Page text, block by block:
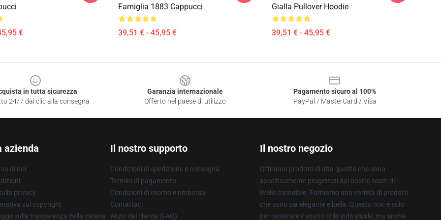
€
Famiglia 1883 Cappucci
39,51 € - 45,95 €
Gialla Pullover Hoodie
39,51 € - 45,95 €
in tutta sicurezza
24/7 dai clic alla consegna
Garanzia internazionale
Offerto nel paese di utilizzo
Pagamento sicuro al 100%
PayPal / MasterCard / Visa
azienda
di noi
privacy
sul copyright
sulla trasparenza della catena
Il nostro supporto
Condizioni di spedizione e consegna
Termini di pagamento
Condizioni di ritorno e rimborso
Contattaci
Aiuto del cliente (FAQ)
Il nostro negozio
Offriamo prodotti di alta qualità che sono
specificamente progettati dal nostro team di
livello mondiale. Forniamo una varietà di prodotti
che sono sia elegante e bella. Questo non è solo
per mostrare il vostro stile individuale, ma anche